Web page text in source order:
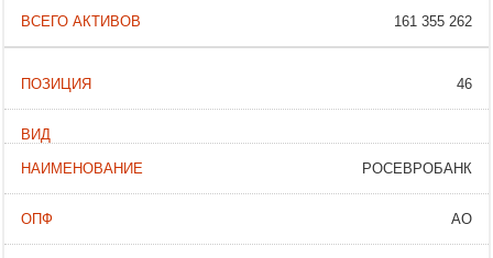
161 355 262
46
РОСЕВРОБАНК
АО